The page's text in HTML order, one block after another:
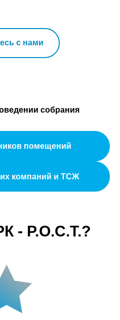
с нами
собрания
помещений
компаний и ТСЖ
- Р.О.С.Т.?